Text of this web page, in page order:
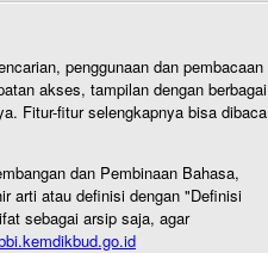
penggunaan dan pembacaan
akses, tampilan dengan berbagai
Fitur-fitur selengkapnya bisa dibaca
dan Pembinaan Bahasa,
arti atau definisi dengan "Definisi
sebagai arsip saja, agar